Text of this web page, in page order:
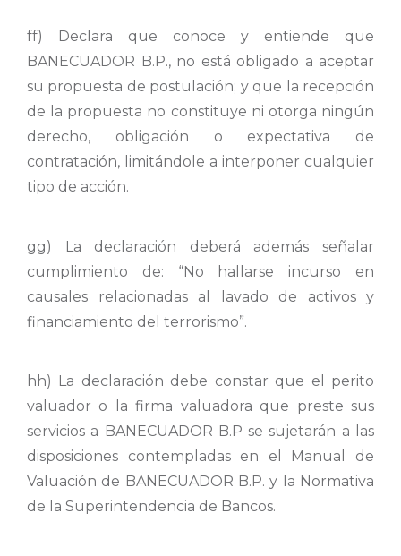
ff) Declara que conoce y entiende que
BANECUADOR B.P., no está obligado a aceptar
su propuesta de postulación; y que la recepción
de la propuesta no constituye ni otorga ningún
derecho, obligación o expectativa de
contratación, limitándole a interponer cualquier
tipo de acción.
gg) La declaración deberá además señalar
cumplimiento de: “No hallarse incurso en
causales relacionadas al lavado de activos y
financiamiento del terrorismo”.
hh) La declaración debe constar que el perito
valuador o la firma valuadora que preste sus
servicios a BANECUADOR B.P se sujetarán a las
disposiciones contempladas en el Manual de
Valuación de BANECUADOR B.P. y la Normativa
de la Superintendencia de Bancos.